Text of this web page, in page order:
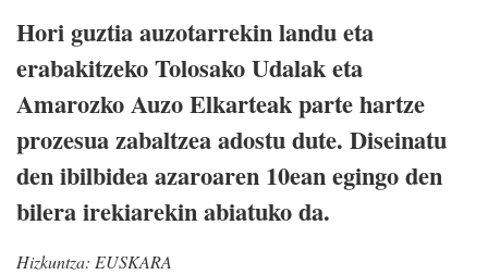
Hori guztia auzotarrekin landu eta
erabakitzeko Tolosako Udalak eta
Amarozko Auzo Elkarteak parte hartze
prozesua zabaltzea adostu dute. Diseinatu
den ibilbidea azaroaren 10ean egingo den
bilera irekiarekin abiatuko da.
Hizkuntza: EUSKARA